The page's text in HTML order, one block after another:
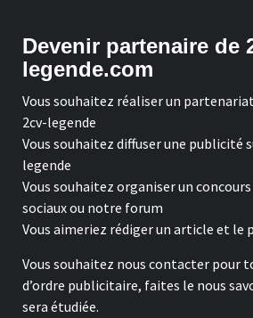
Devenir partenaire de
legende.com
Vous souhaitez réaliser un
2cv-legende
Vous souhaitez diffuser une publicité
legende
Vous souhaitez organiser un
sociaux ou notre forum
Vous aimeriez rédiger un article et le
Vous souhaitez nous contacter pour
d’ordre publicitaire, faites le nous
sera étudiée.